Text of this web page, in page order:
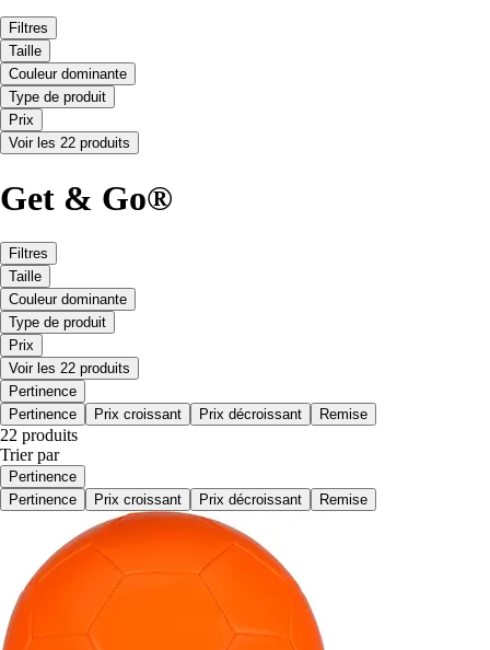
Filtres
Taille
Couleur dominante
Type de produit
Prix
Voir les 22 produits
Get & Go®
Filtres
Taille
Couleur dominante
Type de produit
Prix
Voir les 22 produits
Pertinence
Pertinence
Prix croissant Prix décroissant Remise
22 produits
Trier par
Pertinence
Pertinence
Prix croissant Prix décroissant Remise